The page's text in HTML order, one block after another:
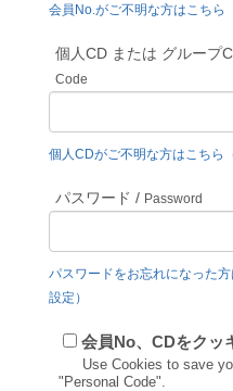
会員No.がご不明な方はこち
個人CD または グループ
Code
個人CDがご不明な方はこちら
パスワード / Password
パスワードをお忘れになった
設定）
会員No、CDをクッ
Use Cookies to save
"Personal Code".